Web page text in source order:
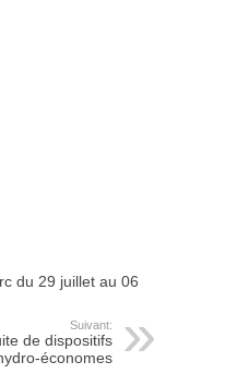
du 29 juillet au 06
Suivant:
de dispositifs
économes